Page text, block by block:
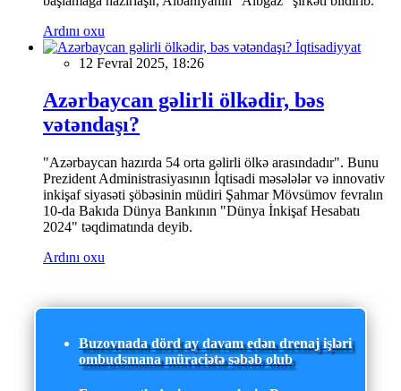
Ardını oxu
İqtisadiyyat
12 Fevral 2025, 18:26
Azərbaycan gəlirli ölkədir, bəs
vətəndaşı?
"Azərbaycan hazırda 54 orta gəlirli ölkə arasındadır". Bunu
Prezident Administrasiyasının İqtisadi məsələlər və innovativ
inkişaf siyasəti şöbəsinin müdiri Şahmar Mövsümov fevralın
10-da Bakıda Dünya Bankının "Dünya İnkişaf Hesabatı
2024" təqdimatında deyib.
Ardını oxu
Buzovnada dörd ay davam edən drenaj işləri
ombudsmana müraciətə səbəb olub